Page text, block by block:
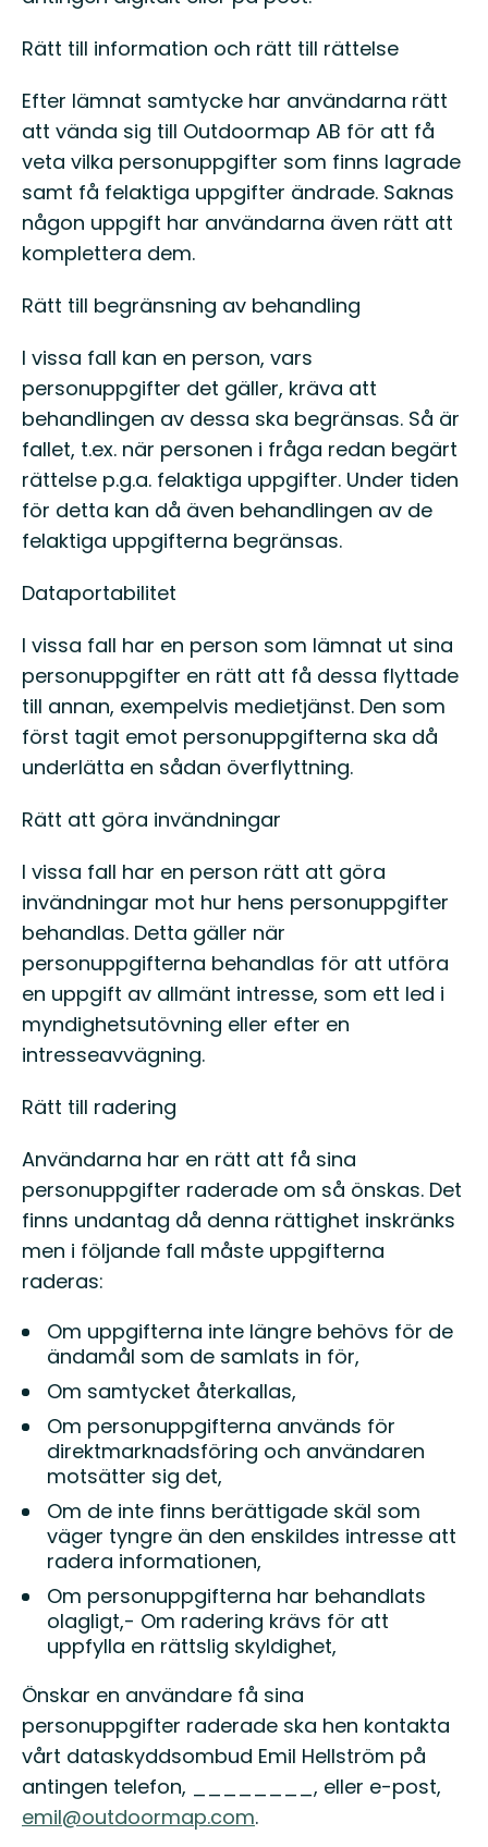
Rätt till information och rätt till rättelse
Efter lämnat samtycke har användarna rätt
att vända sig till Outdoormap AB för att få
veta vilka personuppgifter som finns lagrade
samt få felaktiga uppgifter ändrade. Saknas
någon uppgift har användarna även rätt att
komplettera dem.
Rätt till begränsning av behandling
I vissa fall kan en person, vars
personuppgifter det gäller, kräva att
behandlingen av dessa ska begränsas. Så är
fallet, t.ex. när personen i fråga redan begärt
rättelse p.g.a. felaktiga uppgifter. Under tiden
för detta kan då även behandlingen av de
felaktiga uppgifterna begränsas.
Dataportabilitet
I vissa fall har en person som lämnat ut sina
personuppgifter en rätt att få dessa flyttade
till annan, exempelvis medietjänst. Den som
först tagit emot personuppgifterna ska då
underlätta en sådan överflyttning.
Rätt att göra invändningar
I vissa fall har en person rätt att göra
invändningar mot hur hens personuppgifter
behandlas. Detta gäller när
personuppgifterna behandlas för att utföra
en uppgift av allmänt intresse, som ett led i
myndighetsutövning eller efter en
intresseavvägning.
Rätt till radering
Användarna har en rätt att få sina
personuppgifter raderade om så önskas. Det
finns undantag då denna rättighet inskränks
men i följande fall måste uppgifterna
raderas:
Om uppgifterna inte längre behövs för de
ändamål som de samlats in för,
Om samtycket återkallas,
Om personuppgifterna används för
direktmarknadsföring och användaren
motsätter sig det,
Om de inte finns berättigade skäl som
väger tyngre än den enskildes intresse att
radera informationen,
Om personuppgifterna har behandlats
olagligt,- Om radering krävs för att
uppfylla en rättslig skyldighet,
Önskar en användare få sina
personuppgifter raderade ska hen kontakta
vårt dataskyddsombud Emil Hellström på
antingen telefon, ________, eller e-post,
emil@outdoormap.com.